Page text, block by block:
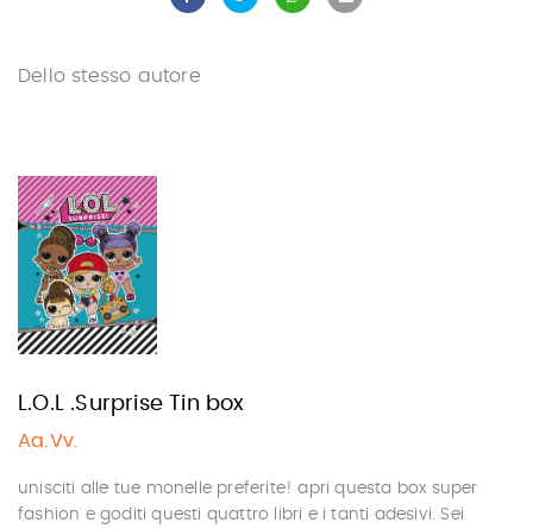
Dello stesso autore
L.O.L .Surprise Tin box
Aa.Vv.
unisciti alle tue monelle preferite! apri questa box super
fashion e goditi questi quattro libri e i tanti adesivi. Sei